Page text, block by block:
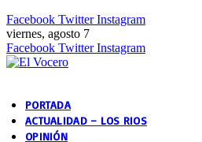
Facebook Twitter Instagram
viernes, agosto 7
Facebook Twitter Instagram
PORTADA
ACTUALIDAD – LOS RIOS
OPINIÓN